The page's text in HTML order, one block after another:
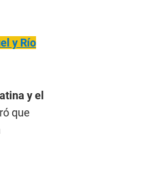
y Río
y el
que